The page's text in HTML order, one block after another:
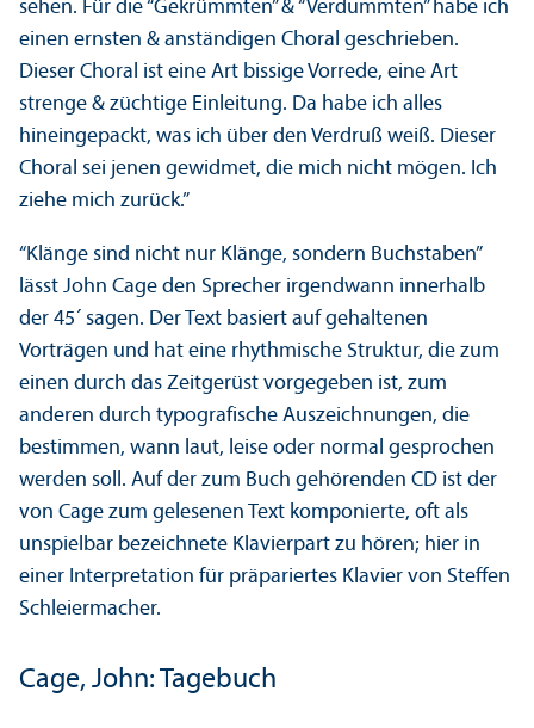
sehen. Für die “Gekrümmten” & “Verdummten” habe ich
einen ernsten & anständigen Choral geschrieben.
Dieser Choral ist eine Art bissige Vorrede, eine Art
strenge & züchtige Einleitung. Da habe ich alles
hineingepackt, was ich über den Verdruß weiß. Dieser
Choral sei jenen gewidmet, die mich nicht mögen. Ich
ziehe mich zurück.”
“Klänge sind nicht nur Klänge, sondern Buchstaben”
lässt John Cage den Sprecher irgendwann innerhalb
der 45´ sagen. Der Text basiert auf gehaltenen
Vorträgen und hat eine rhythmische Struktur, die zum
einen durch das Zeitgerüst vorgegeben ist, zum
anderen durch typografische Auszeichnungen, die
bestimmen, wann laut, leise oder normal gesprochen
werden soll. Auf der zum Buch gehörenden CD ist der
von Cage zum gelesenen Text komponierte, oft als
unspielbar bezeichnete Klavierpart zu hören; hier in
einer Interpretation für präpariertes Klavier von Steffen
Schleiermacher.
Cage, John: Tagebuch